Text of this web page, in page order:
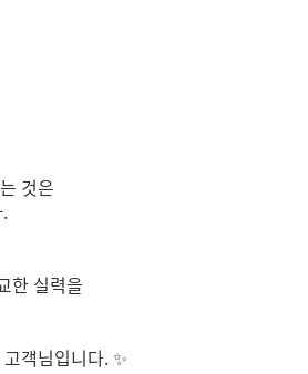
것은
한 실력을
객님입니다. ✨